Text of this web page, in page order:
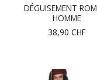
DÉGUISEMENT
HOMME
38,90 CHF